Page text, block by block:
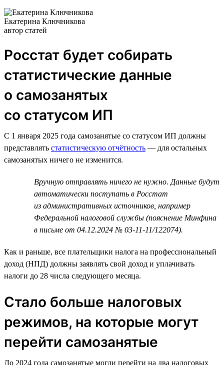
Екатерина Ключникова
автор статей
Росстат будет собирать
статистические данные
о самозанятых
со статусом ИП
С 1 января 2025 года самозанятые со статусом ИП должны
представлять статистическую отчётность — для остальных
самозанятых ничего не изменится.
Вручную отправлять ничего не нужно. Данные будут
автоматически поступать в Росстат
из административных источников, например
Федеральной налоговой службы (пояснение Минфина
в письме от 04.12.2024 № 03-11-11/122074).
Как и раньше, все плательщики налога на профессиональный
доход (НПД) должны заявлять свой доход и уплачивать
налоги до 28 числа следующего месяца.
Стало больше налоговых
режимов, на которые могут
перейти самозанятые
До 2024 года самозанятые могли перейти на два налоговых